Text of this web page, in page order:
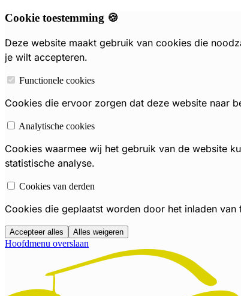
Cookie toestemming 🍪
Deze website maakt gebruik van cookies die
je wilt accepteren.
Functionele cookies
Cookies die ervoor zorgen dat deze website naar
Analytische cookies
Cookies waarmee wij het gebruik van de website
statistische analyse.
Cookies van derden
Cookies die geplaatst worden door het inladen
Accepteer alles Alles weigeren
Hoofdmenu overslaan